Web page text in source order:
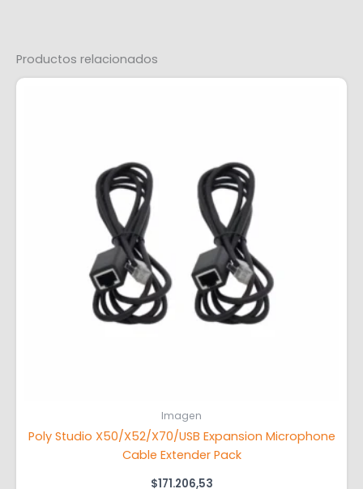
Productos relacionados
Imagen
Poly Studio X50/X52/X70/USB Expansion Microphone
Cable Extender Pack
$171.206,53